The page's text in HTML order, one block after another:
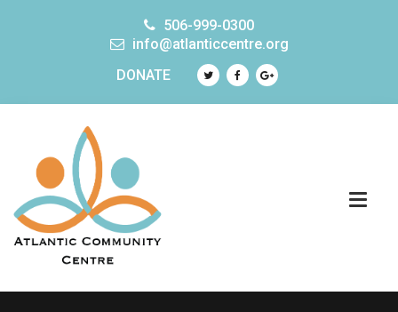
506-999-0300
info@atlanticcentre.org
DONATE